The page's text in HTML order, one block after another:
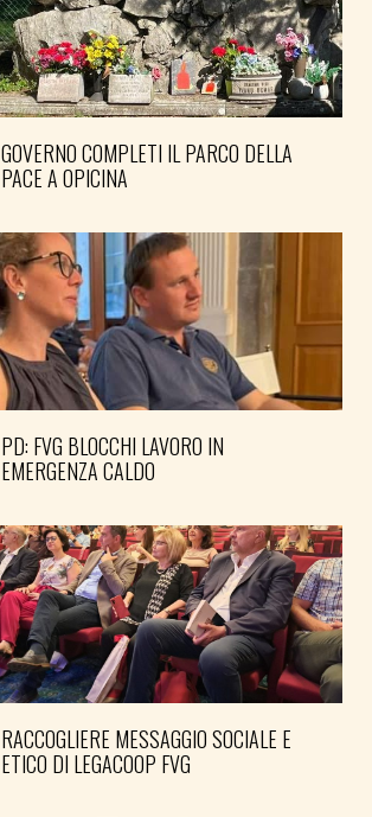
GOVERNO COMPLETI IL PARCO DELLA
PACE A OPICINA
PD: FVG BLOCCHI LAVORO IN
EMERGENZA CALDO
RACCOGLIERE MESSAGGIO SOCIALE E
ETICO DI LEGACOOP FVG